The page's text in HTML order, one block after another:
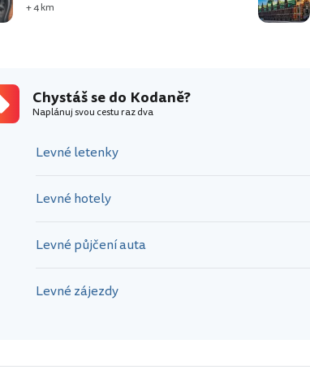
+ 4 km
Chystáš se do Kodaně?
Naplánuj svou cestu raz dva
Levné letenky
Levné hotely
Levné půjčení auta
Levné zájezdy